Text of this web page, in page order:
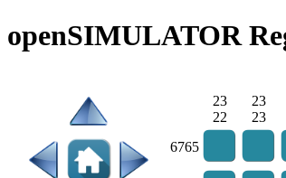
openSIMULATOR
23
22
23
23
6765